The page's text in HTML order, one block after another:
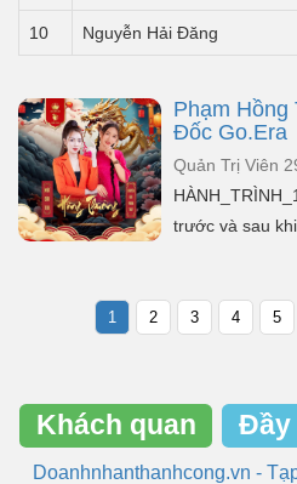
10 Nguyễn Hải Đăng
Phạm
Đốc Go.Era
Quản Trị Viên
trước và sau khi
1 2 3 4 5
Khách quan Đầy
Doanhnhanthanhcong.vn -